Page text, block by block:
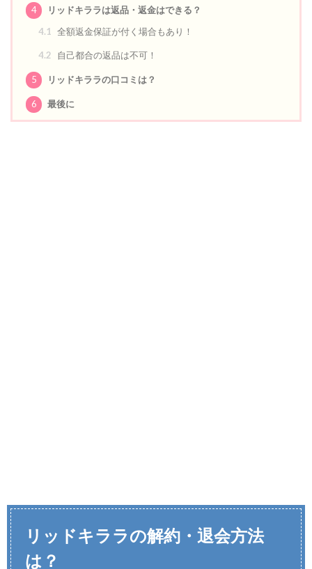
4
リッドキララは返品・返金はできる？
4.1
全額返金保証が付く場合もあり！
4.2 自己都合の返品は不可！
5 リッドキララの口コミは？
6 最後に
リッドキララの解約・退会方法
は？